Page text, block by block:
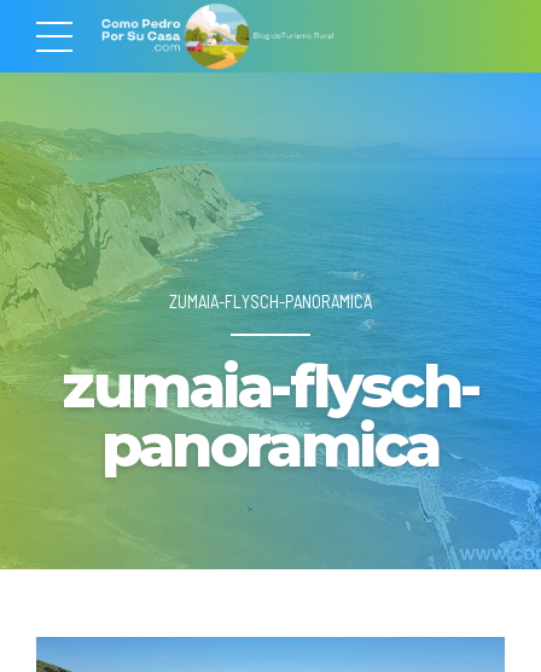
ZUMAIA-FLYSCH-PANORAMICA
zumaia-flysch-
panoramica